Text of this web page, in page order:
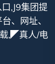
,J9集团提
、网址、
,◤真人/电